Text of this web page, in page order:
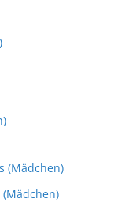
(Mädchen)